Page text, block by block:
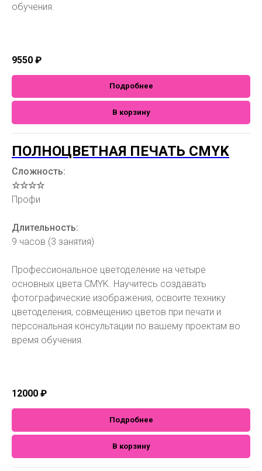
обучения.
9550 ₽
Подробнее
В корзину
ПОЛНОЦВЕТНАЯ ПЕЧАТЬ CMYK
Сложность:
☆☆☆☆
Профи
Длительность:
9 часов (3 занятия)
Профессиональное цветоделение на четыре
основных цвета CMYK. Научитесь создавать
фотографические изображения, освоите технику
цветоделения, совмещению цветов при печати и
персональная консультации по вашему проектам во
время обучения.
12000 ₽
Подробнее
В корзину